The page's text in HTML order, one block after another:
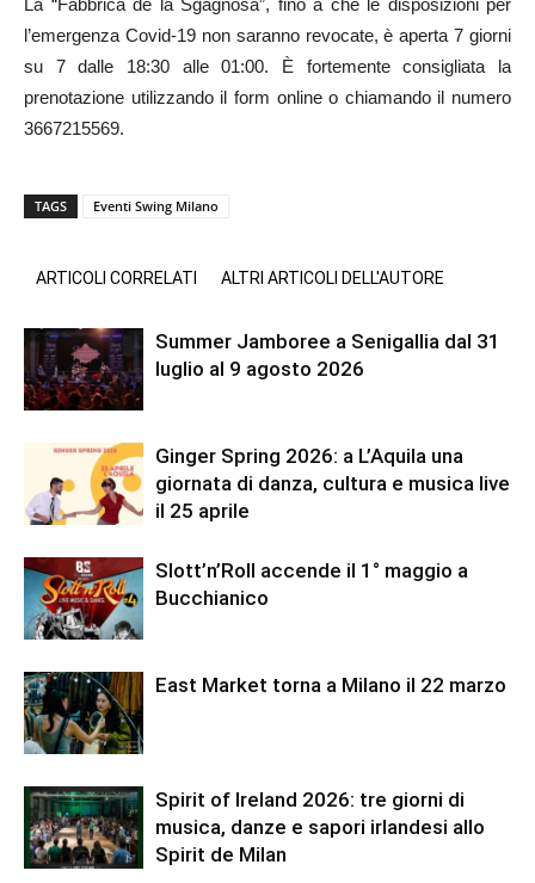
La “Fabbrica de la Sgagnosa”, fino a che le disposizioni per
l’emergenza Covid-19 non saranno revocate, è aperta 7 giorni
su 7 dalle 18:30 alle 01:00. È fortemente consigliata la
prenotazione utilizzando il form online o chiamando il numero
3667215569.
TAGS Eventi Swing Milano
ARTICOLI CORRELATI ALTRI ARTICOLI DELL'AUTORE
Summer Jamboree a Senigallia dal 31
luglio al 9 agosto 2026
Ginger Spring 2026: a L’Aquila una
giornata di danza, cultura e musica live
il 25 aprile
Slott’n’Roll accende il 1° maggio a
Bucchianico
East Market torna a Milano il 22 marzo
Spirit of Ireland 2026: tre giorni di
musica, danze e sapori irlandesi allo
Spirit de Milan